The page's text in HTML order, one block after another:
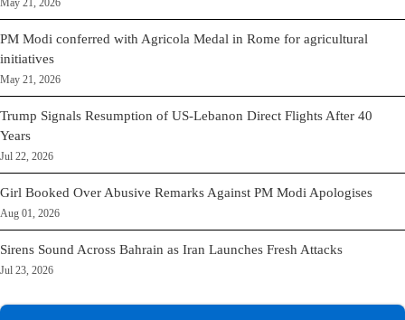
May 21, 2026
PM Modi conferred with Agricola Medal in Rome for agricultural
initiatives
May 21, 2026
Trump Signals Resumption of US-Lebanon Direct Flights After 40
Years
Jul 22, 2026
Girl Booked Over Abusive Remarks Against PM Modi Apologises
Aug 01, 2026
Sirens Sound Across Bahrain as Iran Launches Fresh Attacks
Jul 23, 2026